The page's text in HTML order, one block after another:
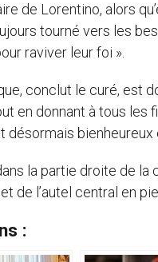
de Lorentino, alors
tourné vers les
raviver leur foi ».
conclut le curé, est
en donnant à tous
désormais
la partie droite de la
de l’autel central en
: